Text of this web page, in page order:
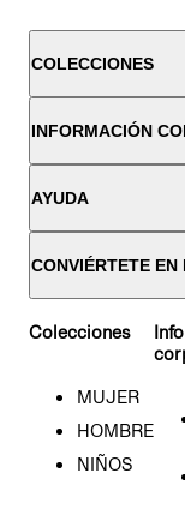
COLECCIONES
INFORMACIÓN
AYUDA
CONVIÉRTETE
Colecciones
MUJER
HOMBRE
NIÑOS